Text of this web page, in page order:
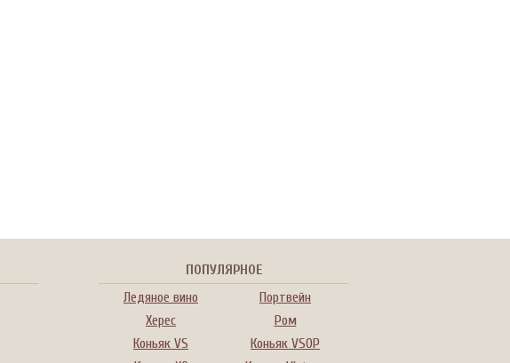
ПОПУЛЯРНОЕ
Ледяное вино
Портвейн
Херес
Ром
Коньяк VS
Коньяк VSOP